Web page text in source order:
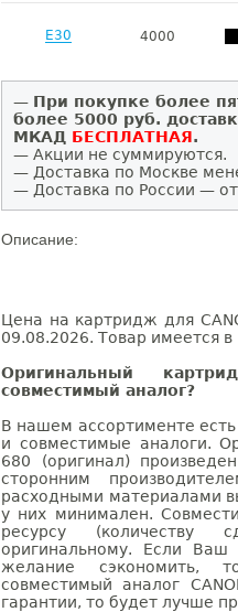
E30 4000
— При покупке более
более 5000 руб.
МКАД БЕСПЛАТНАЯ.
— Акции не суммируются.
— Доставка по Москве
— Доставка по России —
Описание:
Цена на картридж для
09.08.2026. Товар имеется в
Оригинальный
совместимый аналог?
В нашем ассортименте
и совместимые аналоги.
680 (оригинал)
сторонним
расходными материалами
у них минимален.
ресурсу (количеству
оригинальному. Если
желание сэкономить,
совместимый аналог
гарантии, то будет лучше